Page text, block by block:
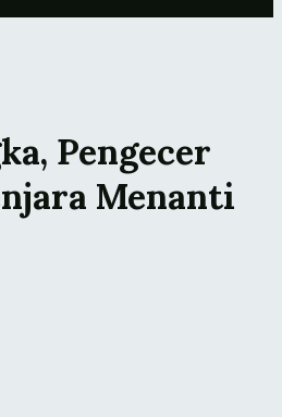
Pengecer
Menanti